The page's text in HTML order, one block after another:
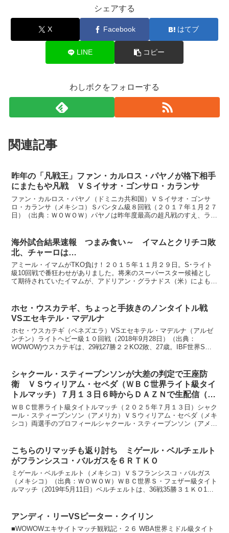
シェアする
X Facebook はてブ
LINE コピー
わしボクをフォローする
関連記事
昨年の「凡戦王」ファン・カルロス・パヤノが格下相手
にまたもや凡戦 ＶＳイサオ・ゴンサロ・カランサ
ファン・カルロス・パヤノ（ドミニカ共和国）ＶＳイサオ・ゴンサ
ロ・カランサ（メキシコ）Ｓバンタム級８回戦（２０１７年１月２７
日）（出典：ＷＯＷＯＷ）パヤノは昨年度最高の超凡戦のすえ、ラウ
海外試合結果速報 つまみ食い～ イマムとクリチコ敗
北、チャーロは…
アミール・イマムがTKO負け！２０１５年１１月２９日。S･ライト
級10回戦で番狂わせがありました。将来のスーパースター候補とし
て期待されていたイマムが、アドリアン・グラナドス（米）によもや
ホセ・ウスカテギ、ちょっと手抜きのノンタイトル戦
VSエセキテル・マデルナ
ホセ・ウスカテギ（ベネズエラ）VSエセキテル・マデルナ（アルゼ
ンチン）ライトヘビー級１０回戦（2018年9月28日）（出典：
WOWOW)ウスカテギは、29戦27勝２２KO2敗、27歳。IBF世界S・
シャクール・スティーブンソンが大差の判定で王座防
衛 ＶＳウィリアム・セペダ（ＷＢＣ世界ライト級タイ
トルマッチ）７月１３日６時からＤＡＺＮで生配信（別
料金３１００円が必要です）
ＷＢＣ世界ライト級タイトルマッチ（２０２５年７月１３日）シャク
ール・スティーブンソン（アメリカ）ＶＳウィリアム・セペダ（メキ
シコ）両選手のプロフィールシャクール・スティーブンソン（アメリ
こちらのリマッチも返り討ち ミゲール・ベルチェルト
がフランシスコ・バルガスを６ＲＴＫＯ
ミゲール・ベルチェルト（メキシコ）ＶＳフランシスコ・バルガス
（メキシコ）（出典：ＷＯＷＯＷ）ＷＢＣ世界Ｓ・フェザー級タイト
ルマッチ（2019年5月11日）ベルチェルトは、36戦35勝３１ＫＯ1
アンディ・リーVSピーター・クイリン
■WOWOWエキサイトマッチ観戦記・２６ WBA世界ミドル級タイト